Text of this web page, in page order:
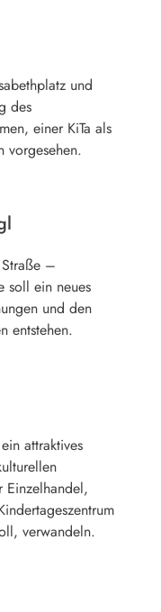
und
des
einer KiTa als
vorgesehen.
–
soll ein neues
und den
entstehen.
attraktives
Einzelhandel,
verwandeln.